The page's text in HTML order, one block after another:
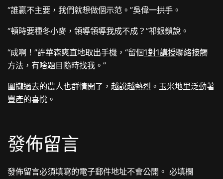
“誰贏不主要，我們就想做個示范。”吳偉一拱手。
“頓時要種冬小麥，領導領導我成不成？”祁銀鎖說。
“成啊！”許華森爽直地取出手機，“留個1對1講授聯絡接觸
方法，有啥題目隨時找我。”
圍攏過去的農人也群情開了，越說越熱烈。玉米地里泛動著
豐產的喜悅。
發佈留言
發佈留言必須填寫的電子郵件地址不會公開。 必填欄